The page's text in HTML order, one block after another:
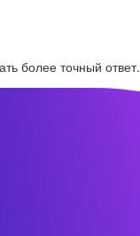
более точный ответ.